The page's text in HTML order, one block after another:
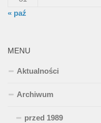
« paź
MENU
Aktualności
Archiwum
przed 1989